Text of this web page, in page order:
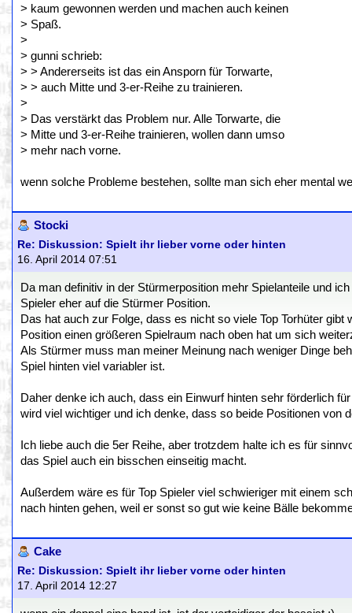
> kaum gewonnen werden und machen auch keinen
> Spaß.
>
> gunni schrieb:
> > Andererseits ist das ein Ansporn für Torwarte,
> > auch Mitte und 3-er-Reihe zu trainieren.
>
> Das verstärkt das Problem nur. Alle Torwarte, die
> Mitte und 3-er-Reihe trainieren, wollen dann umso
> mehr nach vorne.
wenn solche Probleme bestehen, sollte man sich eher mental
Stocki
Re: Diskussion: Spielt ihr lieber vorne oder hinten
16. April 2014 07:51
Da man definitiv in der Stürmerposition mehr Spielanteile und
Spieler eher auf die Stürmer Position.
Das hat auch zur Folge, dass es nicht so viele Top Torhüter
Position einen größeren Spielraum nach oben hat um sich
Als Stürmer muss man meiner Meinung nach weniger Dinge
Spiel hinten viel variabler ist.
Daher denke ich auch, dass ein Einwurf hinten sehr förderlich
wird viel wichtiger und ich denke, dass so beide Positionen von
Ich liebe auch die 5er Reihe, aber trotzdem halte ich es für
das Spiel auch ein bisschen einseitig macht.
Außerdem wäre es für Top Spieler viel schwieriger mit einem
nach hinten gehen, weil er sonst so gut wie keine Bälle
Cake
Re: Diskussion: Spielt ihr lieber vorne oder hinten
17. April 2014 12:27